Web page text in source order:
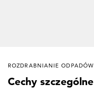
ROZDRABNIANIE
Cechy